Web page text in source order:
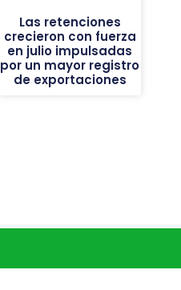
Las retenciones
crecieron con fuerza
en julio impulsadas
por un mayor registro
de exportaciones